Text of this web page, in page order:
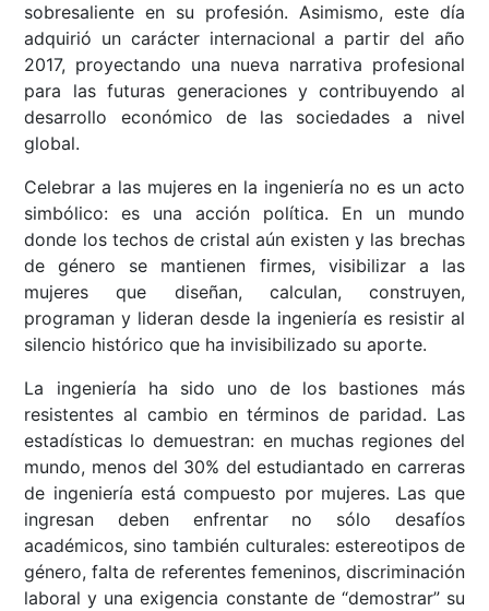
sobresaliente en su profesión. Asimismo, este día
adquirió un carácter internacional a partir del año
2017, proyectando una nueva narrativa profesional
para las futuras generaciones y contribuyendo al
desarrollo económico de las sociedades a nivel
global.
Celebrar a las mujeres en la ingeniería no es un acto
simbólico: es una acción política. En un mundo
donde los techos de cristal aún existen y las brechas
de género se mantienen firmes, visibilizar a las
mujeres que diseñan, calculan, construyen,
programan y lideran desde la ingeniería es resistir al
silencio histórico que ha invisibilizado su aporte.
La ingeniería ha sido uno de los bastiones más
resistentes al cambio en términos de paridad. Las
estadísticas lo demuestran: en muchas regiones del
mundo, menos del 30% del estudiantado en carreras
de ingeniería está compuesto por mujeres. Las que
ingresan deben enfrentar no sólo desafíos
académicos, sino también culturales: estereotipos de
género, falta de referentes femeninos, discriminación
laboral y una exigencia constante de “demostrar” su